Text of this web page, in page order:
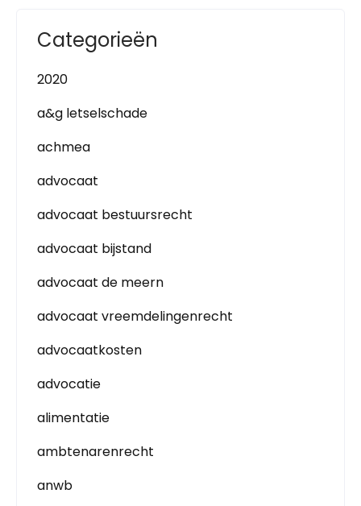
Categorieën
2020
a&g letselschade
achmea
advocaat
advocaat bestuursrecht
advocaat bijstand
advocaat de meern
advocaat vreemdelingenrecht
advocaatkosten
advocatie
alimentatie
ambtenarenrecht
anwb